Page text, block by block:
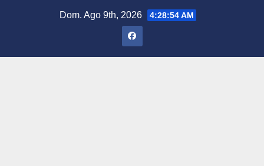
Dom. Ago 9th, 2026 4:28:55 AM